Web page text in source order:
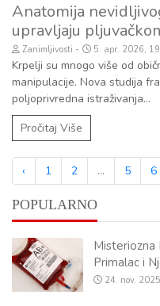
Anatomija
upravljaju
Zanimljivosti 5. apr. 2026,
Krpelji su mnogo više od
manipulacije. Nova studija
poljoprivredna istraživanja...
Pročitaj Više
‹ 1 2 ... 5 6
POPULARNO
Misteriozna
Primalac i
24. nov.